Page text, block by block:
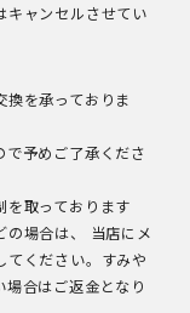
キャンセルさせてい
を承っておりま
予めご了承くださ
を取っております
の場合は、 当店にメ
てください。すみや
合はご返金となり